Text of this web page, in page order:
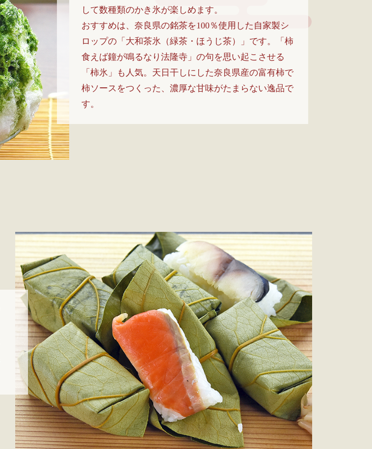
して数種類のかき氷が楽しめます。
おすすめは、奈良県の銘茶を100％使用した自家製シ
ロップの「大和茶氷（緑茶・ほうじ茶）」です。「柿
食えば鐘が鳴るなり法隆寺」の句を思い起こさせる
「柿氷」も人気。天日干しにした奈良県産の富有柿で
柿ソースをつくった、濃厚な甘味がたまらない逸品で
す。